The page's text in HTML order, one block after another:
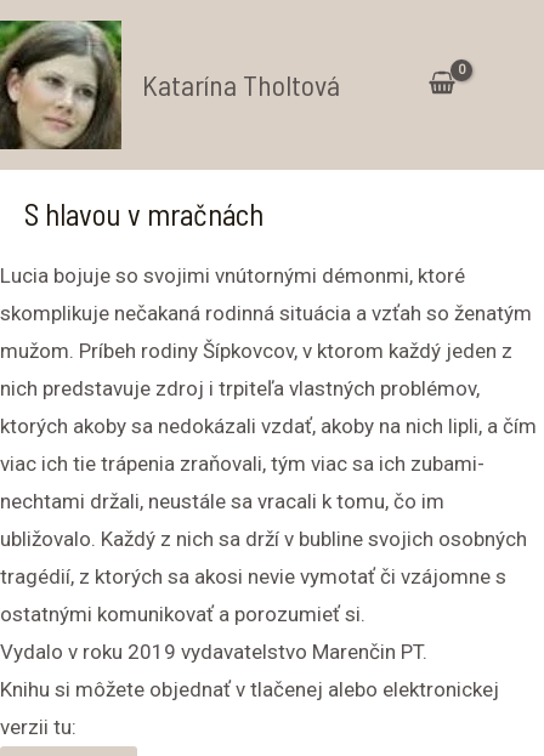
Preskočiť
na
obsah
Katarína Tholtová
S hlavou v mračnách
Lucia bojuje so svojimi vnútornými démonmi, ktoré
skomplikuje nečakaná rodinná situácia a vzťah so ženatým
mužom. Príbeh rodiny Šípkovcov, v ktorom každý jeden z
nich predstavuje zdroj i trpiteľa vlastných problémov,
ktorých akoby sa nedokázali vzdať, akoby na nich lipli, a čím
viac ich tie trápenia zraňovali, tým viac sa ich zubami-
nechtami držali, neustále sa vracali k tomu, čo im
ubližovalo. Každý z nich sa drží v bubline svojich osobných
tragédií, z ktorých sa akosi nevie vymotať či vzájomne s
ostatnými komunikovať a porozumieť si.
Vydalo v roku 2019 vydavatelstvo Marenčin PT.
Knihu si môžete objednať v tlačenej alebo elektronickej
verzii tu: